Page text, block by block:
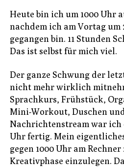
Heute bin ich um 1000 Uhr
nachdem ich am Vortag um
gegangen bin. 11 Stunden
Das ist selbst für mich viel.
Der ganze Schwung der
nicht mehr wirklich
Sprachkurs, Frühstück,
Mini-Workout, Duschen
Nachrichtenstream war ich
Uhr fertig. Mein
gegen 1000 Uhr am
Kreativphase einzulegen.